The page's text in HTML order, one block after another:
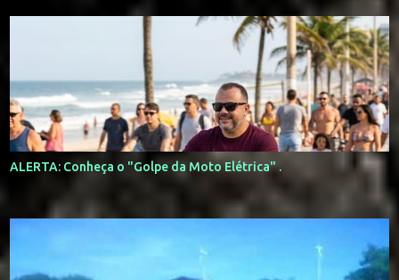
ALERTA: Conheça o "Golpe da Moto Elétrica" .